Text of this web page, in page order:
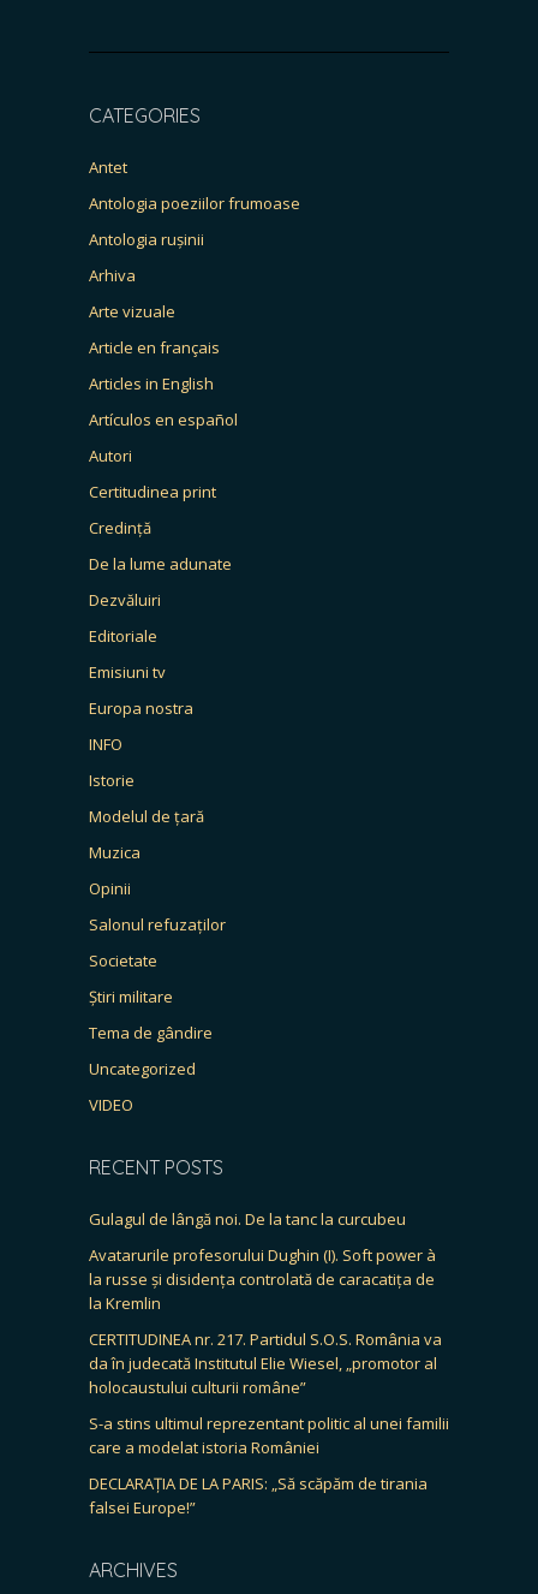
CATEGORIES
Antet
Antologia poeziilor frumoase
Antologia rușinii
Arhiva
Arte vizuale
Article en français
Articles in English
Artículos en español
Autori
Certitudinea print
Credință
De la lume adunate
Dezvăluiri
Editoriale
Emisiuni tv
Europa nostra
INFO
Istorie
Modelul de țară
Muzica
Opinii
Salonul refuzaților
Societate
Știri militare
Tema de gândire
Uncategorized
VIDEO
RECENT POSTS
Gulagul de lângă noi. De la tanc la curcubeu
Avatarurile profesorului Dughin (I). Soft power à
la russe și disidența controlată de caracatița de
la Kremlin
CERTITUDINEA nr. 217. Partidul S.O.S. România va
da în judecată Institutul Elie Wiesel, „promotor al
holocaustului culturii române”
S-a stins ultimul reprezentant politic al unei familii
care a modelat istoria României
DECLARAȚIA DE LA PARIS: „Să scăpăm de tirania
falsei Europe!”
ARCHIVES